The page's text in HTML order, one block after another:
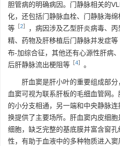
胆管病的明确病因。门静脉相关的
化，还包括门静脉血栓、门静脉海
等 ［2］
，病因涉及乙型肝炎病毒、
精、药物及肝移植后门静脉并发症等
布-加综合征，其他还有心源性肝病
后肝静脉流出梗阻等 ［4］ 。
肝血窦是肝小叶的重要组成部
血窦可视为联系肝板的毛细血管网
的小分支相通，另一端和中央静脉
换提供了主要场所。肝血窦内皮细
细胞，缺乏完整的基底膜并富含窗
性，有助于血液中的多种物质进入